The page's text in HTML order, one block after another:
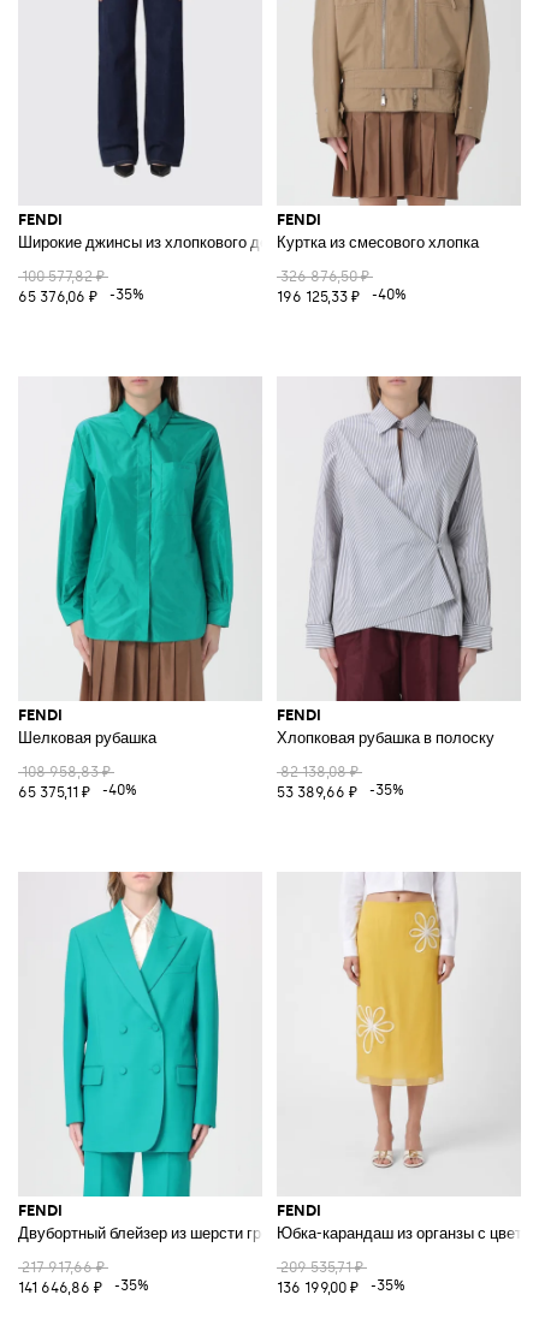
FENDI
Широкие джинсы из хлопкового денима
100 577,82 ₽
65 376,06 ₽
-35%
FENDI
Куртка из смесового хлопка
326 876,50 ₽
196 125,33 ₽
-40%
FENDI
Шелковая рубашка
108 958,83 ₽
65 375,11 ₽
-40%
FENDI
Хлопковая рубашка в полоску
82 138,08 ₽
53 389,66 ₽
-35%
FENDI
Двубортный блейзер из шерсти грейн-де-пудр
217 917,66 ₽
141 646,86 ₽
-35%
FENDI
Юбка-карандаш из органзы с
209 535,71 ₽
136 199,00 ₽
-35%